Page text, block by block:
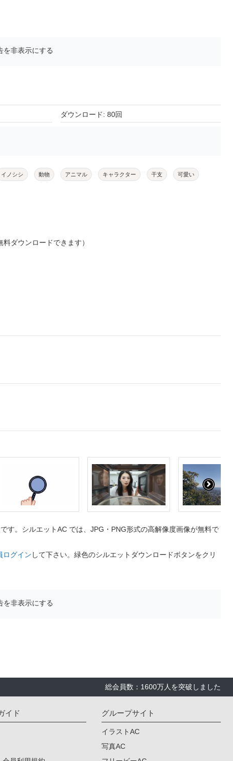
を非表示にする
ダウンロード: 80回
イノシシ 動物 アニマル キャラクター 干支 可愛い
料ダウンロードできます）
す。シルエットAC では、JPG・PNG形式の高解像度画像が無料で
ログイン して下さい。緑色のシルエットダウンロードボタンをクリ
を非表示にする
総会員数：1600万人を突破しました
イド グループサイト
イラストAC
写真AC